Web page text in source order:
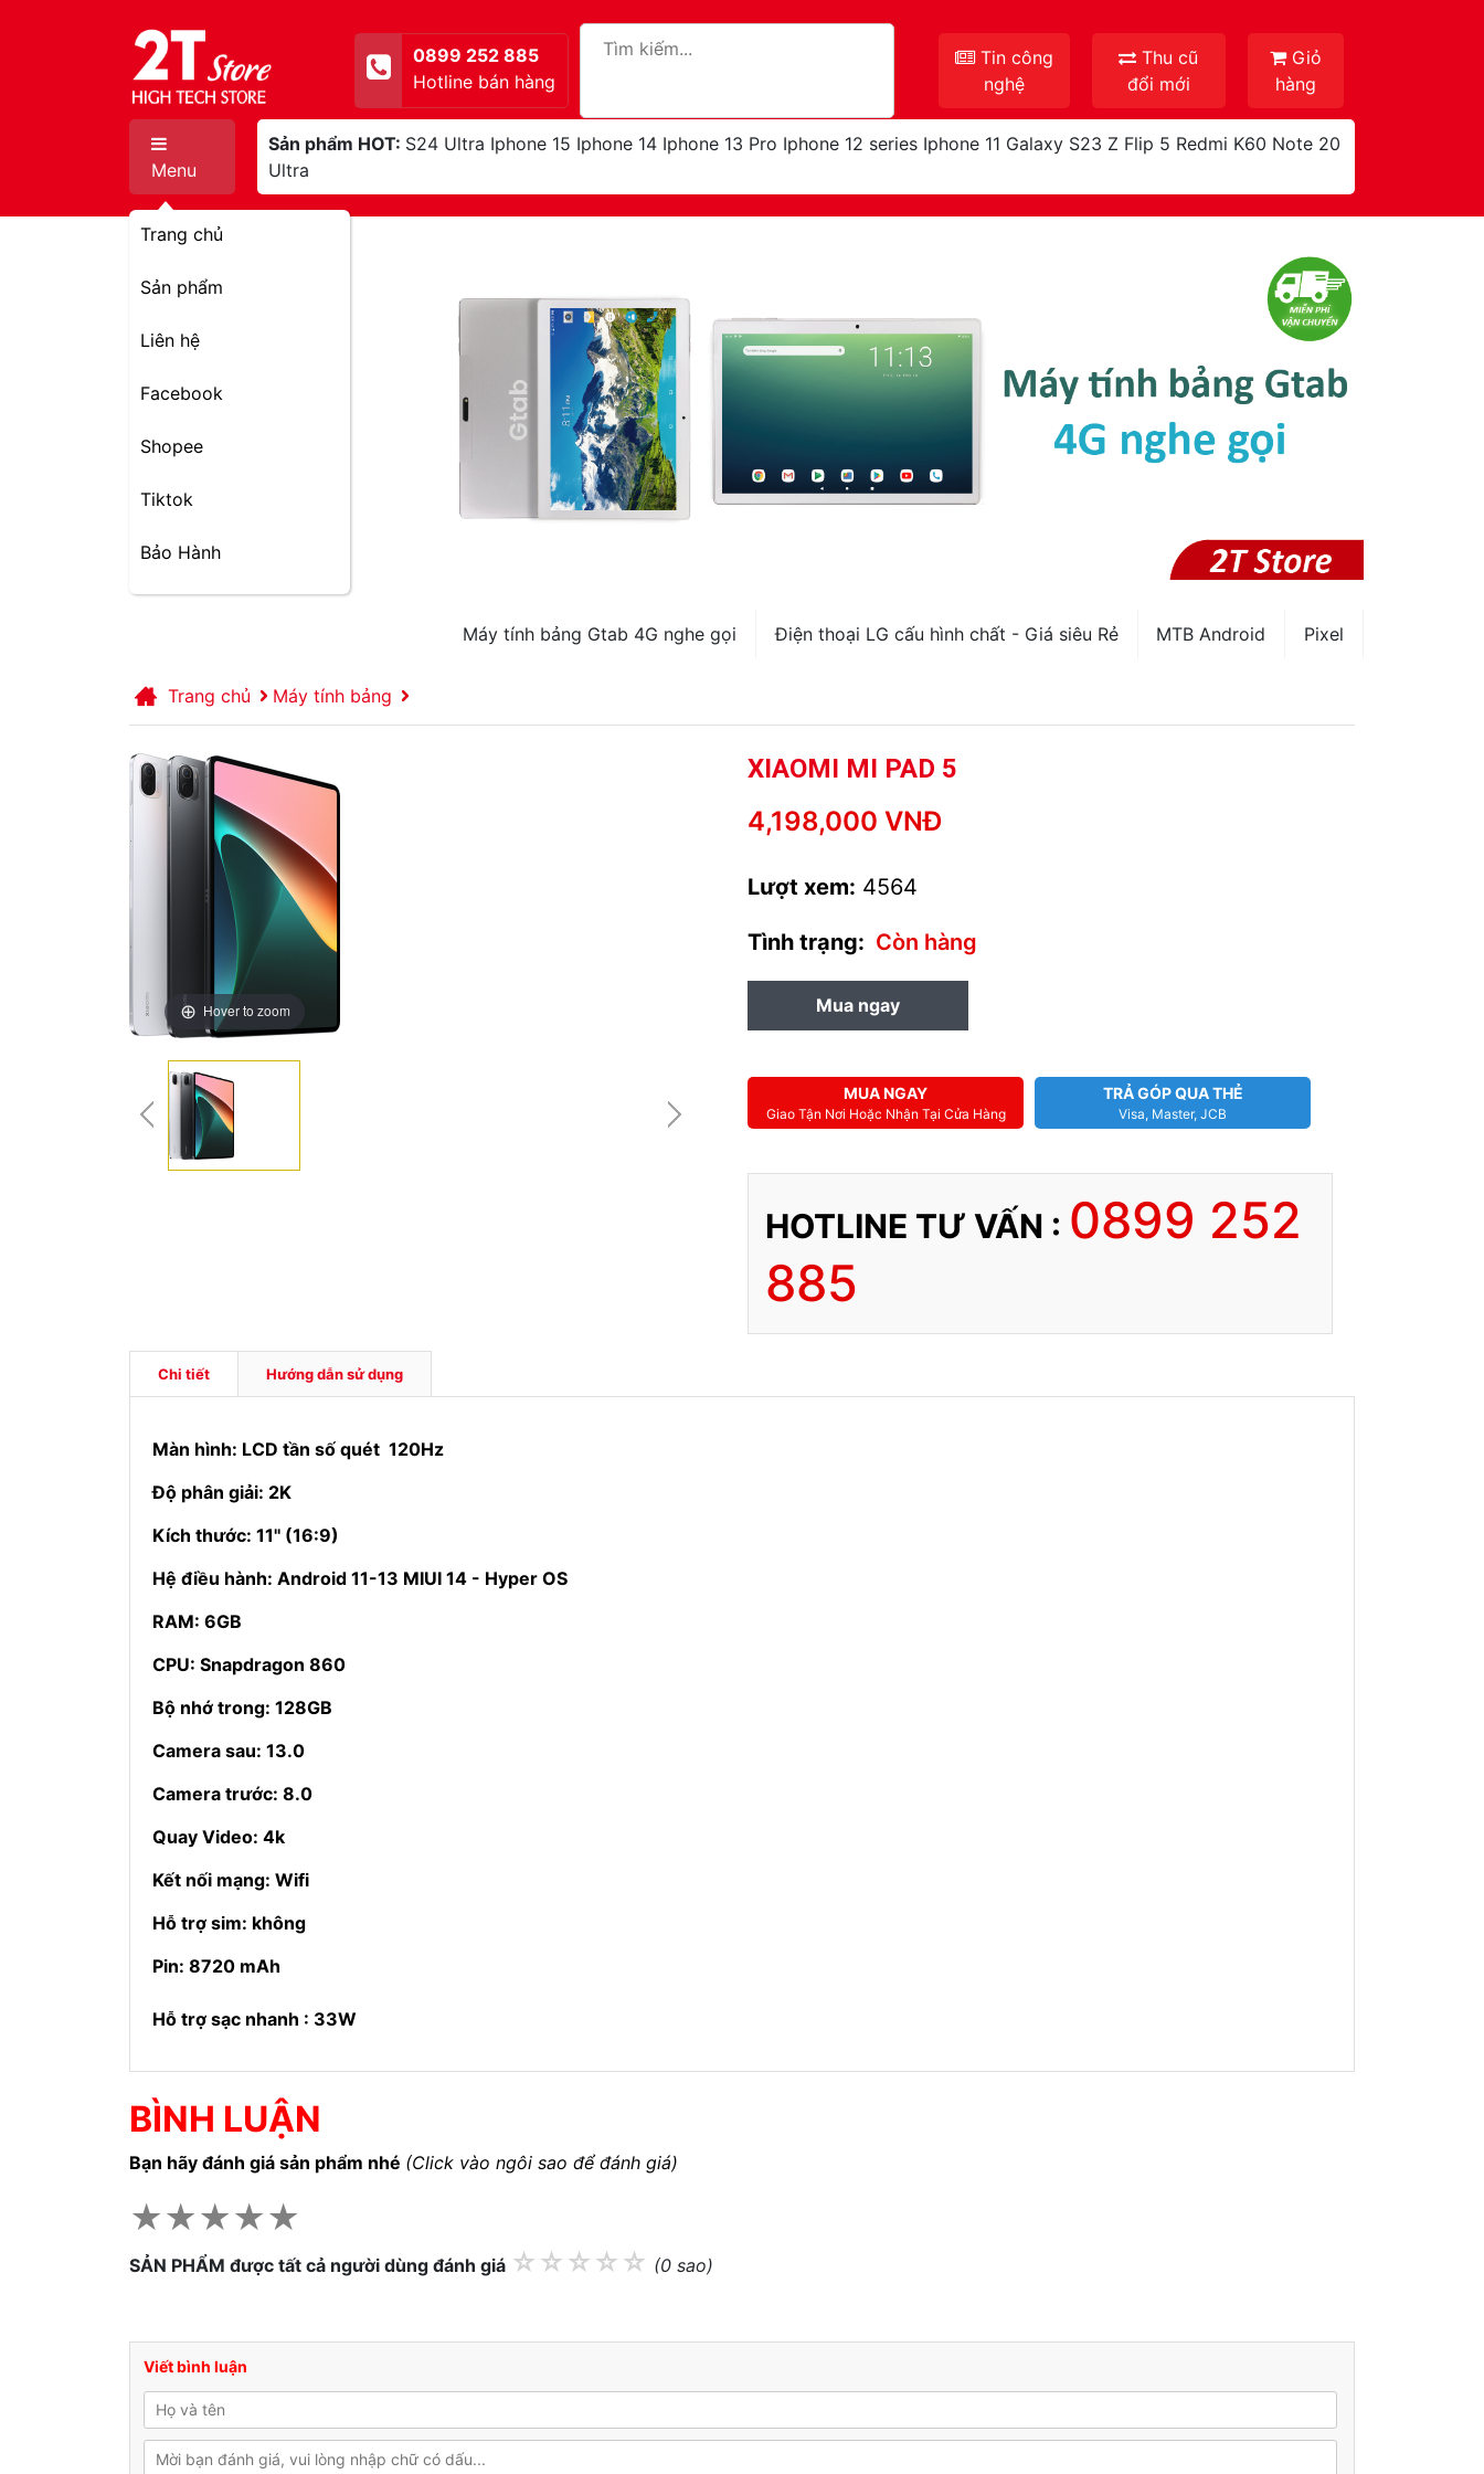
0899 252 885
Hotline bán hàng
Tin công
nghệ
Thu cũ
đổi mới
Giỏ
hàng
Menu
Trang chủ
Sản phẩm
Liên hệ
Facebook
Shopee
Tiktok
Bảo Hành
Sản phẩm HOT: S24 Ultra Iphone 15 Iphone 14 Iphone 13 Pro Iphone 12 series Iphone 11 Galaxy S23 Z Flip 5 Redmi K60 Note 20
Ultra
Máy tính bảng Gtab 4G nghe gọi Điện thoại LG cấu hình chất - Giá siêu Rẻ MTB Android Pixel
Trang chủ Máy tính bảng
Hover to zoom
XIAOMI MI PAD 5
4,198,000 VNĐ
Lượt xem: 4564
Tình trạng: Còn hàng
Mua ngay
MUA NGAY
Giao Tận Nơi Hoặc Nhận Tại Cửa Hàng
TRẢ GÓP QUA THẺ
Visa, Master, JCB
HOTLINE TƯ VẤN : 0899 252
885
Chi tiết Hướng dẫn sử dụng
Màn hình: LCD tần số quét 120Hz
Độ phân giải: 2K
Kích thước: 11'' (16:9)
Hệ điều hành: Android 11-13 MIUI 14 - Hyper OS
RAM: 6GB
CPU: Snapdragon 860
Bộ nhớ trong: 128GB
Camera sau: 13.0
Camera trước: 8.0
Quay Video: 4k
Kết nối mạng: Wifi
Hỗ trợ sim: không
Pin: 8720 mAh
Hỗ trợ sạc nhanh : 33W
BÌNH LUẬN
Bạn hãy đánh giá sản phẩm nhé (Click vào ngôi sao để đánh giá)
★★★★★
SẢN PHẨM được tất cả người dùng đánh giá ☆ ☆ ☆ ☆ ☆ (0 sao)
Viết bình luận